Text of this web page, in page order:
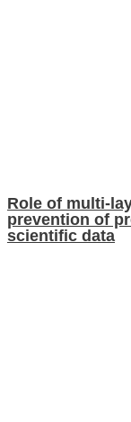
Role of multi-
prevention of
scientific data